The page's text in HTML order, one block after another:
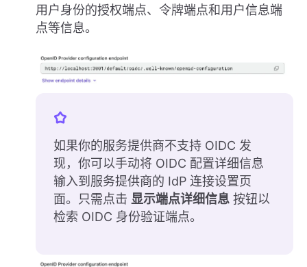
用户身份的授权端点、令牌端点和用户信息端
点等信息。
如果你的服务提供商不支持 OIDC 发
现，你可以手动将 OIDC 配置详细信息
输入到服务提供商的 IdP 连接设置页
面。只需点击 显示端点详细信息 按钮以
检索 OIDC 身份验证端点。